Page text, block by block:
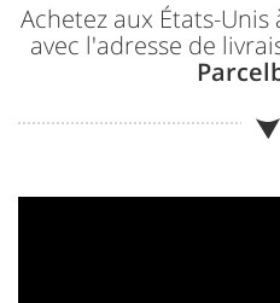
Achetez aux États-
avec l'adresse de